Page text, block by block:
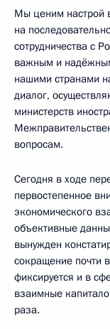
Мы ценим настрой
на
сотрудничества с
важным и
нашими странами
диалог,
министерств
вопросам.
Сегодня в ходе
первостепенное
экономического
объективные
вынужден
сокращение почти
фиксируется и в
взаимные
раза.